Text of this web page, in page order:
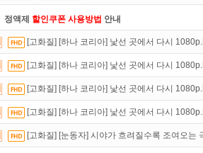
정액제 할인쿠폰 사용방법 안내
자녀보호기능으로 가족과 함께 투디스크를 이용하세
출석체크이벤트!매일매일출석체크!
스마트TV 로 투디스크 영화,드라마,예능 보자!
요즘 뭐가 재밌지?고민되면 눌러봐!투스토리~
숨어있는 카드 마일리지 조회하고100% 무료충전!
[고화질] [하나 코리아] 낯선 곳에서 다시
[고화질] [하나 코리아] 낯선 곳에서 다시
[고화질] [하나 코리아] 낯선 곳에서 다시
[고화질] [하나 코리아] 낯선 곳에서 다시
[고화질] [눈동자] 시야가 흐려질수록 조여오는